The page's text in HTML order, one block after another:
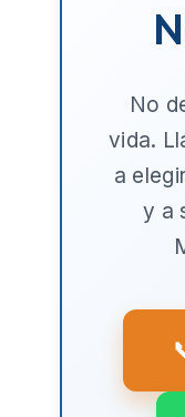
No
vida.
a
y a